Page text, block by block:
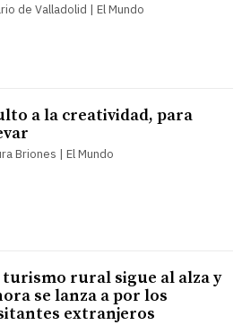
de Valladolid | El Mundo
a la creatividad, para
Briones | El Mundo
turismo rural sigue al alza y
se lanza a por los
extranjeros